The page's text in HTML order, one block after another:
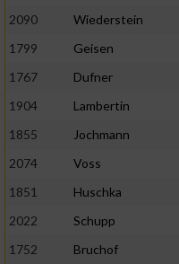
2090
Wiederstein
1799
Geisen
1767
Dufner
1904
Lambertin
1855
Jochmann
2074
Voss
1851
Huschka
2022
Schupp
1752
Bruchof